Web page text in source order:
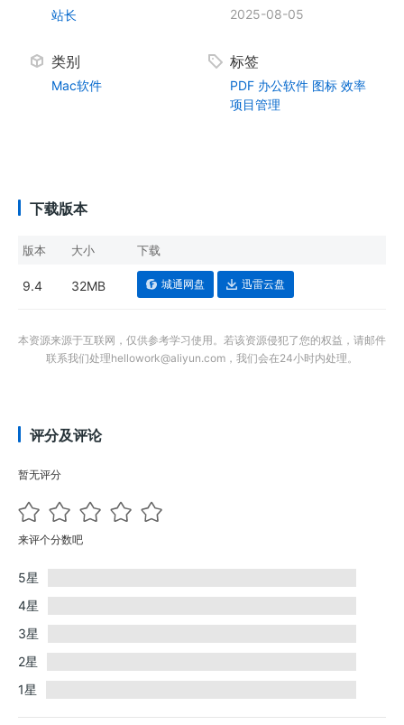
站长 2025-08-05
类别
Mac软件
标签
PDF 办公软件 图标 效率
项目管理
下载版本
版本 大小 下载
9.4 32MB 城通网盘 迅雷云盘
本资源来源于互联网，仅供参考学习使用。若该资源侵犯了您的权益，请邮件
联系我们处理hellowork@aliyun.com，我们会在24小时内处理。
评分及评论
暂无评分
来评个分数吧
5星
4星
3星
2星
1星